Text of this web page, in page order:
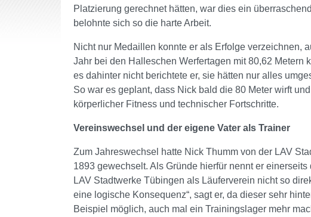
Platzierung gerechnet hätten, war dies ein
belohnte sich so die harte Arbeit.
Nicht nur Medaillen konnte er als Erfolge verzeichnen,
Jahr bei den Halleschen Werfertagen mit 80,62 Metern
es dahinter nicht berichtete er, sie hätten nur alles
So war es geplant, dass Nick bald die 80 Meter wirft
körperlicher Fitness und technischer Fortschritte.
Vereinswechsel und der eigene Vater als Trainer
Zum Jahreswechsel hatte Nick Thumm von der LAV
1893 gewechselt. Als Gründe hierfür nennt er
LAV Stadtwerke Tübingen als Läuferverein nicht so
eine logische Konsequenz“, sagt er, da dieser sehr
Beispiel möglich, auch mal ein Trainingslager mehr